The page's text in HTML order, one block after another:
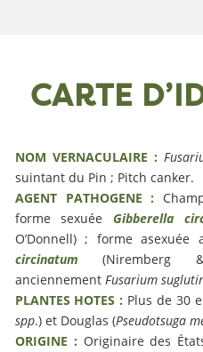
CARTE
NOM VERNACULAIRE :
suintant du Pin ; Pitch canker.
AGENT PATHOGENE :
forme sexuée Gibberella
O’Donnell) ; forme asexuée
circinatum (Niremberg
anciennement Fusarium
PLANTES HOTES : Plus de 30
spp.) et Douglas (Pseudotsuga
ORIGINE : Originaire des